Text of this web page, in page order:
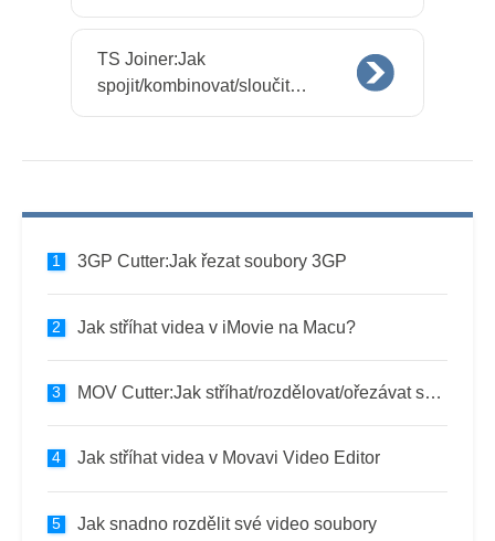
Mac
TS Joiner:Jak
spojit/kombinovat/sloučit
soubory TS
3GP Cutter:Jak řezat soubory 3GP
Jak stříhat videa v iMovie na Macu?
MOV Cutter:Jak stříhat/rozdělovat/ořezávat soubory Quicktime MOV
Jak stříhat videa v Movavi Video Editor
Jak snadno rozdělit své video soubory